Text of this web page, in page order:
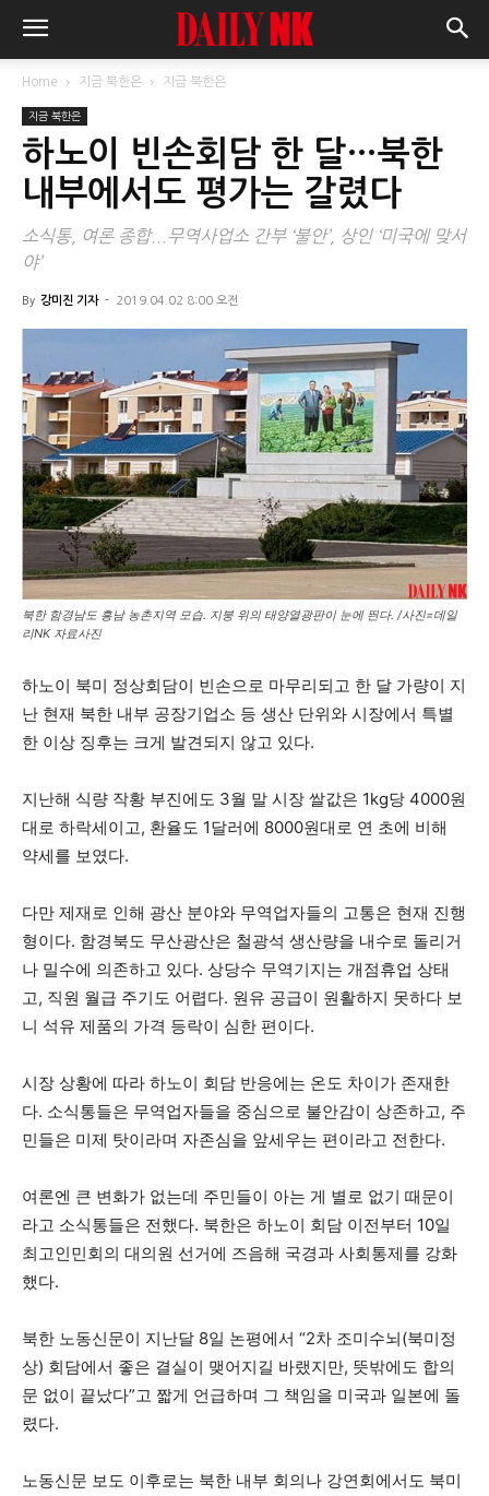
Home 지금 북한은 지금 북한은
지금 북한은
하노이 빈손회담 한 달…북한
내부에서도 평가는 갈렸다
소식통, 여론 종합...무역사업소 간부 ‘불안’, 상인 ‘미국에 맞서
야’
By 강미진 기자 - 2019.04.02 8:00 오전
북한 함경남도 흥남 농촌지역 모습. 지붕 위의 태양열광판이 눈에 띈다. /사진=데일
리NK 자료사진
하노이 북미 정상회담이 빈손으로 마무리되고 한 달 가량이 지
난 현재 북한 내부 공장기업소 등 생산 단위와 시장에서 특별
한 이상 징후는 크게 발견되지 않고 있다.
지난해 식량 작황 부진에도 3월 말 시장 쌀값은 1kg당 4000원
대로 하락세이고, 환율도 1달러에 8000원대로 연 초에 비해
약세를 보였다.
다만 제재로 인해 광산 분야와 무역업자들의 고통은 현재 진행
형이다. 함경북도 무산광산은 철광석 생산량을 내수로 돌리거
나 밀수에 의존하고 있다. 상당수 무역기지는 개점휴업 상태
고, 직원 월급 주기도 어렵다. 원유 공급이 원활하지 못하다 보
니 석유 제품의 가격 등락이 심한 편이다.
시장 상황에 따라 하노이 회담 반응에는 온도 차이가 존재한
다. 소식통들은 무역업자들을 중심으로 불안감이 상존하고, 주
민들은 미제 탓이라며 자존심을 앞세우는 편이라고 전한다.
여론엔 큰 변화가 없는데 주민들이 아는 게 별로 없기 때문이
라고 소식통들은 전했다. 북한은 하노이 회담 이전부터 10일
최고인민회의 대의원 선거에 즈음해 국경과 사회통제를 강화
했다.
북한 노동신문이 지난달 8일 논평에서 “2차 조미수뇌(북미정
상) 회담에서 좋은 결실이 맺어지길 바랬지만, 뜻밖에도 합의
문 없이 끝났다”고 짧게 언급하며 그 책임을 미국과 일본에 돌
렸다.
노동신문 보도 이후로는 북한 내부 회의나 강연회에서도 북미